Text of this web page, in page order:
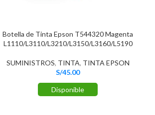
Botella de Tinta Epson T544320 Magenta
L1110/L3110/L3210/L3150/L3160/L5190
SUMINISTROS, TINTA, TINTA EPSON
S/45.00
Disponible